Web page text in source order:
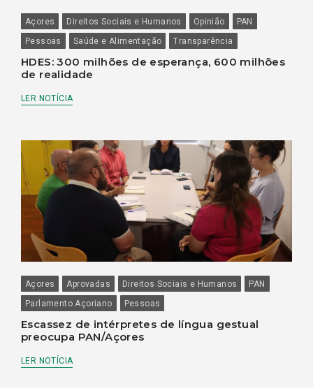
Açores Direitos Sociais e Humanos Opinião
PAN
Pessoas
Saúde e Alimentação Transparência
HDES: 300 milhões de esperança, 600 milhões
de realidade
LER NOTÍCIA
Açores Aprovadas Direitos Sociais e Humanos
PAN
Parlamento Açoriano
Pessoas
Escassez de intérpretes de língua gestual
preocupa PAN/Açores
LER NOTÍCIA